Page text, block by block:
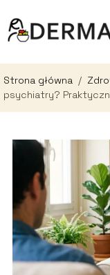
Strona główna /
psychiatry?